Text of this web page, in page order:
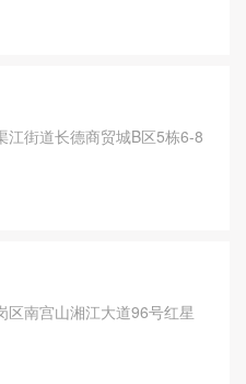
江街道长德商贸城B区5栋6-8
区南宫山湘江大道96号红星